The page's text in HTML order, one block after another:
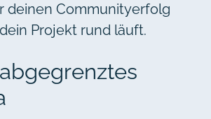
deinen Communityerfolg
Projekt rund läuft.